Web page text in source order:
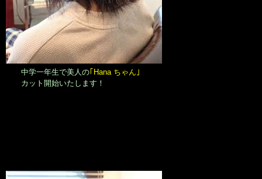
中学一年生で美人の｢Hana ちゃん｣
カット開始いたします！